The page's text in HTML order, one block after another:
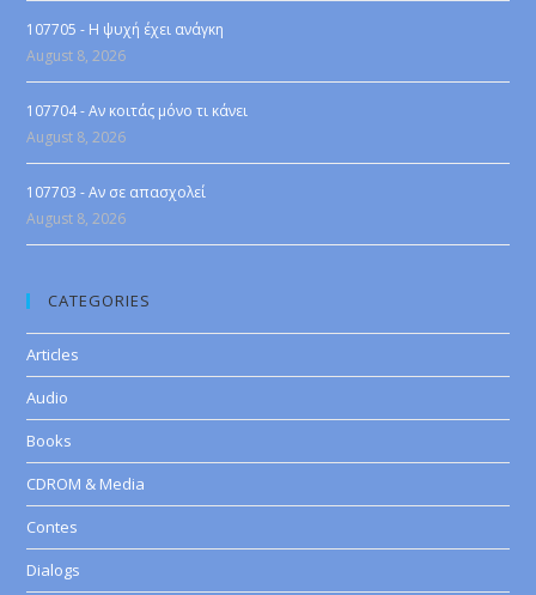
107705 - Η ψυχή έχει ανάγκη
August 8, 2026
107704 - Αν κοιτάς μόνο τι κάνει
August 8, 2026
107703 - Αν σε απασχολεί
August 8, 2026
CATEGORIES
Articles
Audio
Books
CDROM & Media
Contes
Dialogs